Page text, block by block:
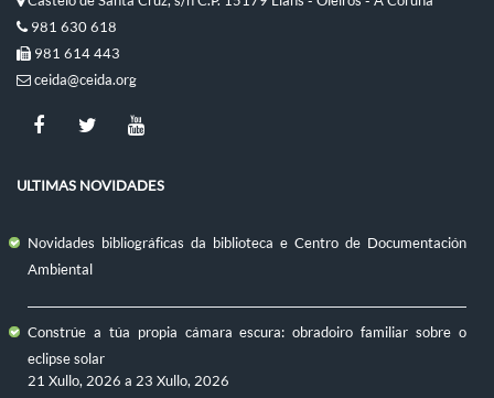
981 630 618
981 614 443
ceida@ceida.org
ULTIMAS NOVIDADES
Novidades bibliográficas da biblioteca e Centro de Documentación
Ambiental
Constrúe a túa propia cámara escura: obradoiro familiar sobre o
eclipse solar
21 Xullo, 2026 a 23 Xullo, 2026